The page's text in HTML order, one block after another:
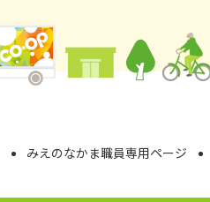
みえのなかま職員専⽤ページ